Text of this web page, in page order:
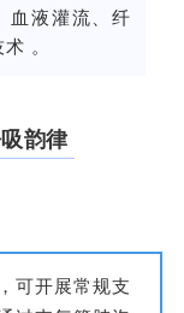
、血液灌流、纤
。
韵律
可开展常规支